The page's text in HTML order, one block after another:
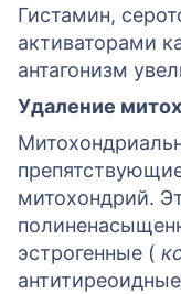
Гистамин,
активаторами
антагонизм
Удаление
митохондрий.
эстрогенные (